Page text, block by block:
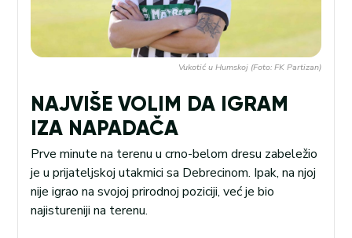
Vukotić u Humskoj (Foto: FK Partizan)
NAJVIŠE VOLIM DA IGRAM
IZA NAPADAČA
Prve minute na terenu u crno-belom dresu zabeležio
je u prijateljskoj utakmici sa Debrecinom. Ipak, na njoj
nije igrao na svojoj prirodnoj poziciji, već je bio
najistureniji na terenu.